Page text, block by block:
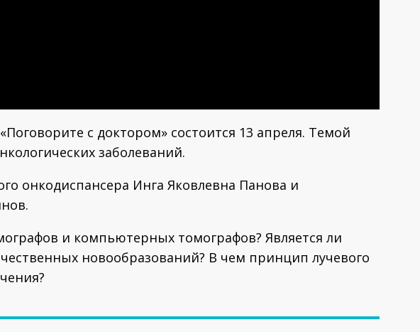
с доктором» состоится 13 апреля. Темой
заболеваний.
онкодиспансера Инга Яковлевна Панова и
и компьютерных томографов? Является ли
новообразований? В чем принцип лучевого